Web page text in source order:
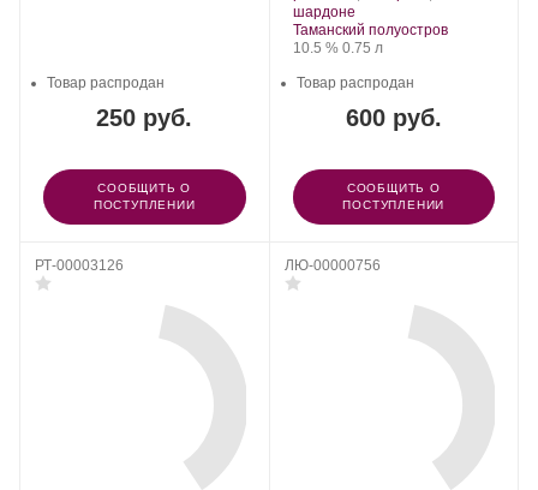
250 руб.
Товар распродан
СООБЩИТЬ О
ПОСТУПЛЕНИИ
шардоне.
Регион:
Таманский полуостров
Крепость
10.5 %. Объем
0.75 л
600 руб.
Товар распродан
СООБЩИТЬ О
ПОСТУПЛЕНИИ
РТ-00003126 ЛЮ-00000756